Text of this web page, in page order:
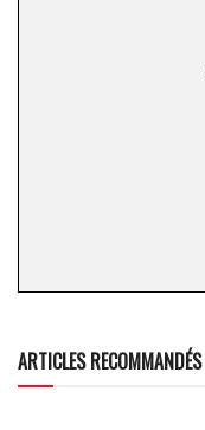
ARTICLES RECOMMANDÉS